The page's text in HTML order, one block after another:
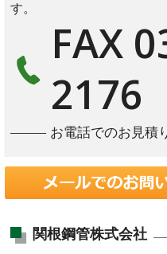
す。
FAX
2176
お電話でのお見積
関根鋼管株式会社